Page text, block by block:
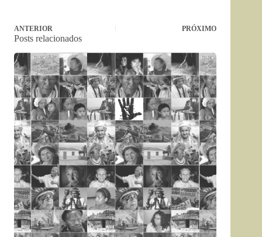
ANTERIOR PRÓXIMO
Posts relacionados